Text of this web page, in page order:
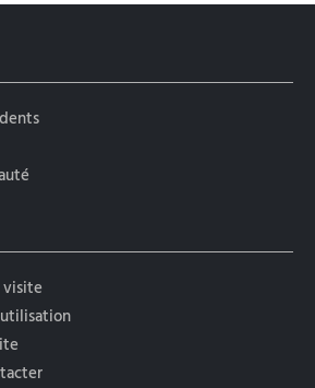
visite